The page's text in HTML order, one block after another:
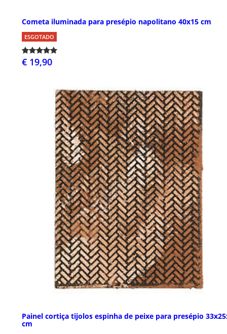
Cometa iluminada para presépio napolitano 40x15 cm
ESGOTADO
€ 19,90
Painel cortiça tijolos espinha de peixe para presépio
cm